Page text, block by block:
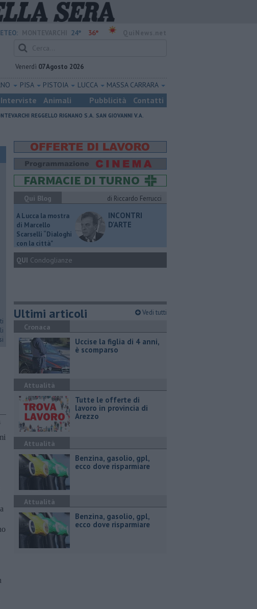
24° 36°
Venerdì 07 Agosto 2026
PISA PISTOIA LUCCA MASSA CARRARA
Interviste Animali Pubblicità Contatti
REGGELLO RIGNANO S.A. SAN GIOVANNI V.A.
Qui Blog
di Riccardo Ferrucci
A Lucca la mostra
di Marcello
Scarselli “Dialoghi
con la città"
INCONTRI
D'ARTE
QUI Condoglianze
Ultimi articoli Vedi tutti
Cronaca
Uccise la figlia di 4 anni,
è scomparso
Attualità
​Tutte le offerte di
lavoro in provincia di
Arezzo
Attualità
​Benzina, gasolio, gpl,
ecco dove risparmiare
Attualità
​Benzina, gasolio, gpl,
ecco dove risparmiare